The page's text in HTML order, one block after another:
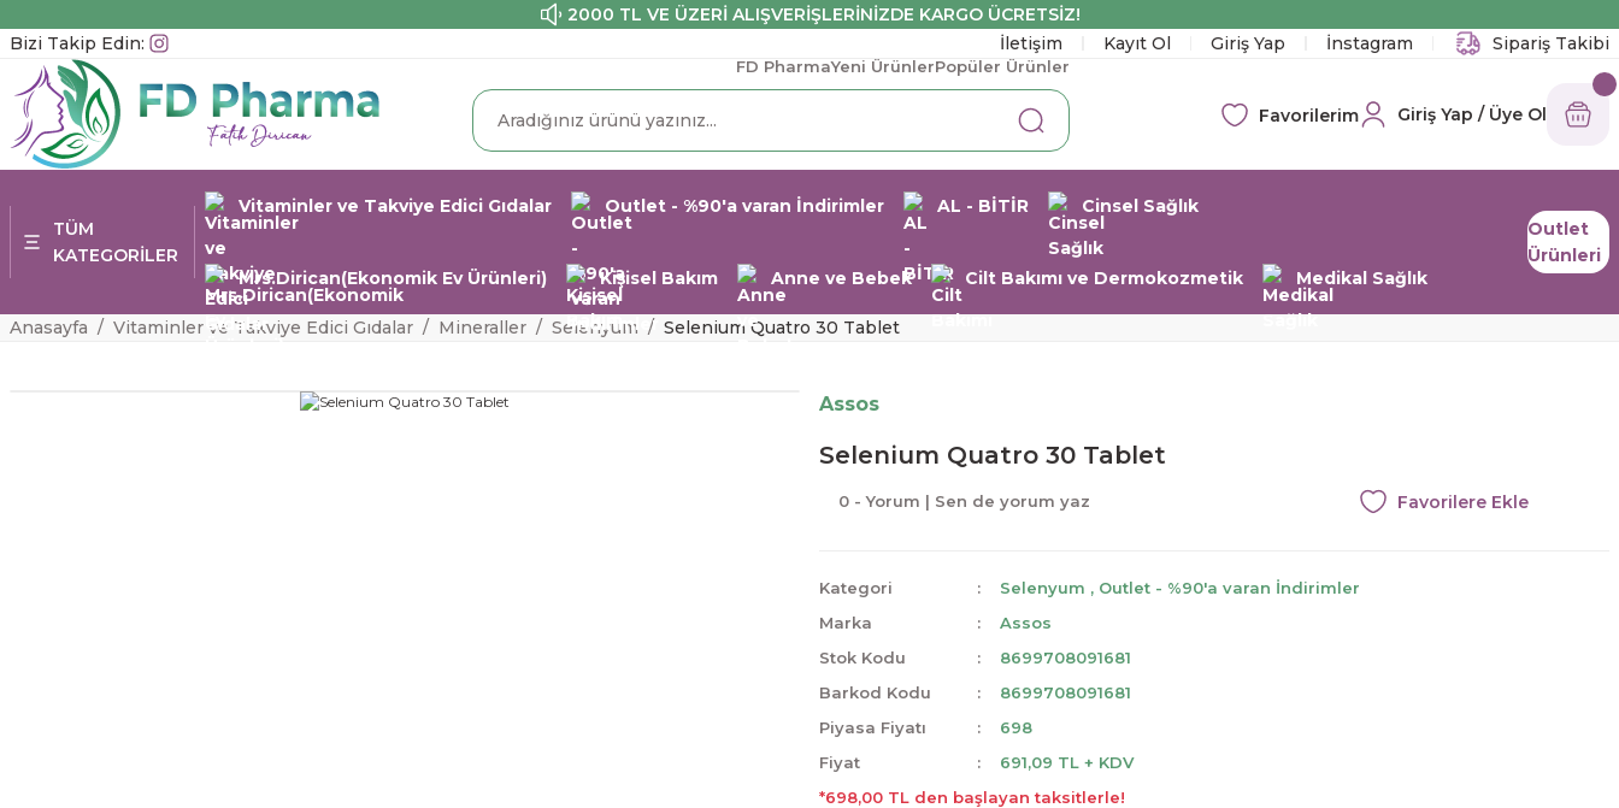
2000 TL VE ÜZERİ ALIŞVERİŞLERİNİZDE KARGO ÜCRETSİZ!
Bizi Takip Edin:
İletişim Kayıt Ol Giriş Yap İnstagram Sipariş Takibi
FD PharmaYeni ÜrünlerPopüler Ürünler
Favorilerim Giriş Yap / Üye Ol
TÜM
KATEGORİLER
Vitaminler ve Takviye Edici Gıdalar Outlet - %90'a varan İndirimler AL - BİTİR Cinsel Sağlık
Mrs.Dirican(Ekonomik Ev Ürünleri) Kişisel Bakım Anne ve Bebek Cilt Bakımı ve Dermokozmetik Medikal Sağlık
Outlet
Ürünleri
Anasayfa Vitaminler ve Takviye Edici Gıdalar Mineraller Selenyum Selenium Quatro 30 Tablet
Assos
Selenium Quatro 30 Tablet
0 - Yorum | Sen de yorum yaz
Kategori Selenyum , Outlet - %90'a varan İndirimler
Marka
Assos
Stok Kodu
8699708091681
Barkod Kodu
8699708091681
Piyasa Fiyatı
698
Fiyat
691,09 TL + KDV
*698,00 TL den başlayan taksitlerle!